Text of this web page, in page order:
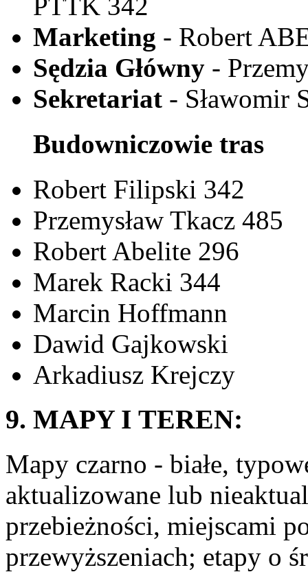
Marketing - Robert
Sędzia Główny -
Sekretariat - Sławomir
Budowniczowie tras
Robert Filipski 342
Przemysław Tkacz 485
Robert Abelite 296
Marek Racki 344
Marcin Hoffmann
Dawid Gajkowski
Arkadiusz Krejczy
9. MAPY I TEREN:
Mapy czarno - białe,
aktualizowane lub
przebieżności, miejscami
przewyższeniach; etapy o